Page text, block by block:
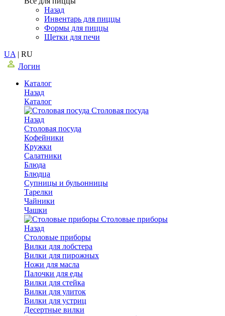
Назад
Инвентарь для пиццы
Формы для пиццы
Щетки для печи
UA | RU
Логин
Каталог
Назад
Каталог
Столовая посуда
Назад
Столовая посуда
Кофейники
Кружки
Салатники
Блюда
Блюдца
Супницы и бульонницы
Тарелки
Чайники
Чашки
Cтоловые приборы
Назад
Cтоловые приборы
Вилки для лобстера
Вилки для пирожных
Ножи для масла
Палочки для еды
Вилки для стейка
Вилки для улиток
Вилки для устриц
Десертные вилки